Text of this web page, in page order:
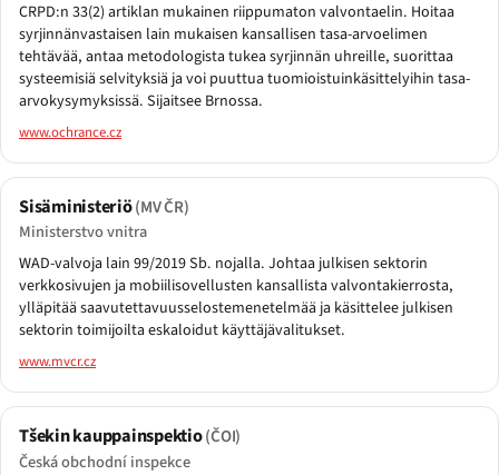
CRPD:n 33(2) artiklan mukainen riippumaton valvontaelin. Hoitaa
syrjinnänvastaisen lain mukaisen kansallisen tasa-arvoelimen
tehtävää, antaa metodologista tukea syrjinnän uhreille, suorittaa
systeemisiä selvityksiä ja voi puuttua tuomioistuinkäsittelyihin tasa-
arvokysymyksissä. Sijaitsee Brnossa.
www.ochrance.cz
Sisäministeriö(MV ČR)
Ministerstvo vnitra
WAD-valvoja lain 99/2019 Sb. nojalla. Johtaa julkisen sektorin
verkkosivujen ja mobiilisovellusten kansallista valvontakierrosta,
ylläpitää saavutettavuusselostemenetelmää ja käsittelee julkisen
sektorin toimijoilta eskaloidut käyttäjävalitukset.
www.mvcr.cz
Tšekin kauppainspektio(ČOI)
Česká obchodní inspekce